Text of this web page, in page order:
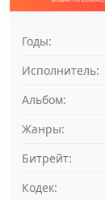
Годы:
Исполнитель:
Альбом:
Жанры:
Битрейт:
Кодек: